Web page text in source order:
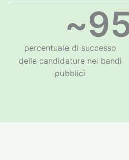
~
percentuale di successo
delle candidature nei bandi
pubblici